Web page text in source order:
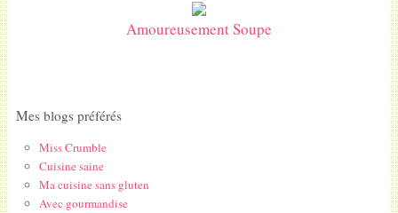
Amoureusement Soupe
Mes blogs préférés
Miss Crumble
Cuisine saine
Ma cuisine sans gluten
Avec gourmandise